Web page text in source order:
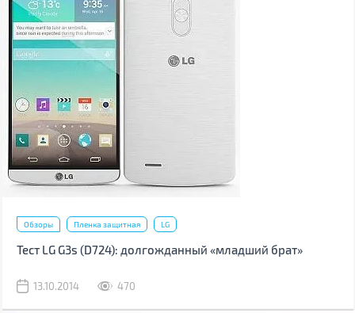
Обзоры Пленка защитная LG
Тест LG G3s (D724): долгожданный «младший брат»
13.10.2014 470